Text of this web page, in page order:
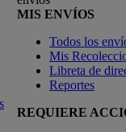
MIS ENVÍOS
Todos los
Mis
Libreta de
Reportes
REQUIERE